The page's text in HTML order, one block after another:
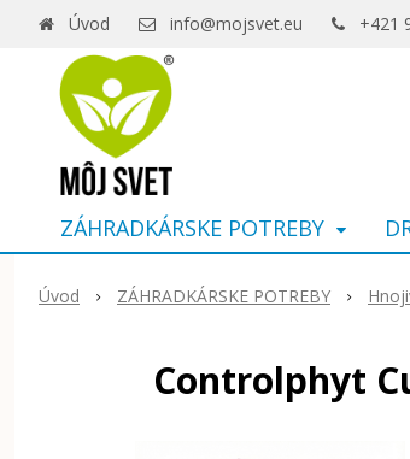
Úvod info@mojsvet.eu +421
ZÁHRADKÁRSKE POTREBY
Úvod ZÁHRADKÁRSKE POTREBY
Controlphyt